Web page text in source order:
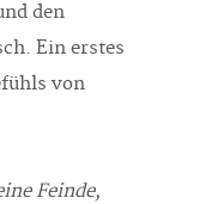
den
Ein erstes
von
Feinde,